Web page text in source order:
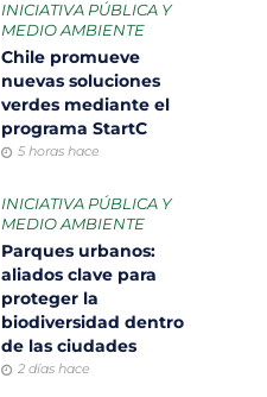
INICIATIVA PÚBLICA Y
MEDIO AMBIENTE
Chile promueve
nuevas soluciones
verdes mediante el
programa StartC
5 horas hace
INICIATIVA PÚBLICA Y
MEDIO AMBIENTE
Parques urbanos:
aliados clave para
proteger la
biodiversidad dentro
de las ciudades
2 días hace